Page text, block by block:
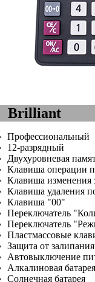
Brilliant
Профессиональный
12-разрядный
Двухуровневая
Клавиша операции
Клавиша изменения
Клавиша удаления
Клавиша "00"
Переключатель
Переключатель
Пластмассовые
Защита от
Автовыключение
Алкалиновая
Солнечная батарея